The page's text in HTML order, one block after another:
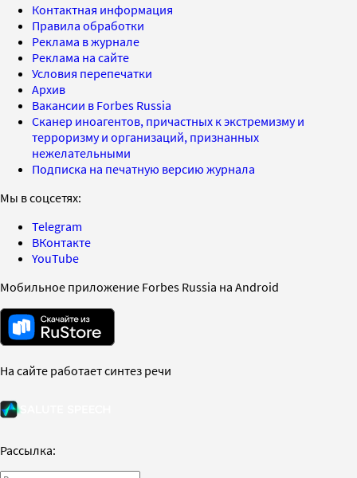
Контактная информация
Правила обработки
Реклама в журнале
Реклама на сайте
Условия перепечатки
Архив
Вакансии в Forbes Russia
Сканер иноагентов, причастных к экстремизму и
терроризму и организаций, признанных
нежелательными
Подписка на печатную версию журнала
Мы в соцсетях:
Telegram
ВКонтакте
YouTube
Мобильное приложение Forbes Russia на Android
На сайте работает синтез речи
Рассылка: